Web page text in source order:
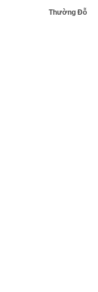
Thường Đỗ